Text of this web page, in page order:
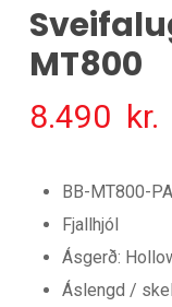
MT800
8.490 kr.
BB-MT800-
Fjallhjól
Ásgerð:
Áslengd /